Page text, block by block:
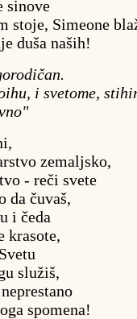
sinove
stoje, Simeone
duša naših!
i svetome,
zemaljsko,
- reči svete
da čuvaš,
i čeda
krasote,
služiš,
spomena!